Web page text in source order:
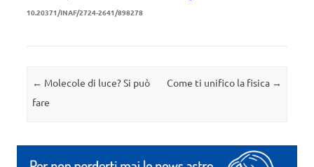
10.20371/INAF/2724-2641/898278
Navigazione articolo
← Molecole di luce? Si può
fare
Come ti unifico la fisica →